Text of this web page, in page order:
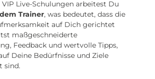
VIP Live-Schulungen arbeitest Du
Trainer, was bedeutet, dass die
auf Dich gerichtet
maßgeschneiderte
Feedback und wertvolle Tipps,
Deine Bedürfnisse und Ziele
sind.